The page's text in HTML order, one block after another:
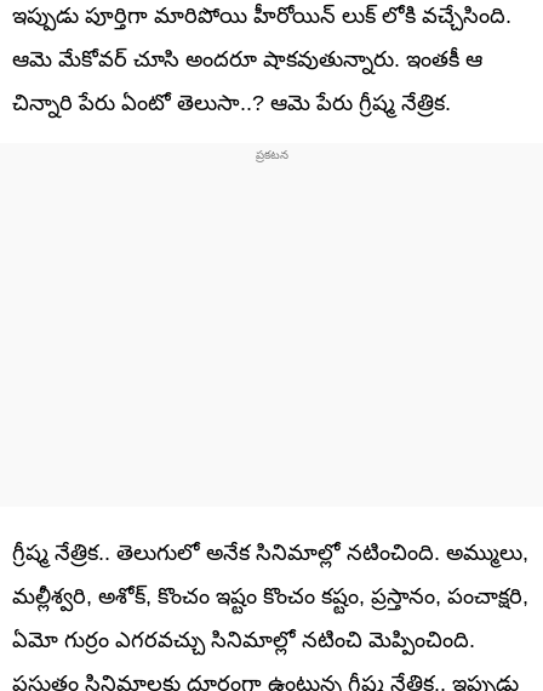
ఇప్పుడు పూర్తిగా మారిపోయి హీరోయిన్ లుక్ లోకి వచ్చేసింది.
ఆమె మేకోవర్ చూసి అందరూ షాకవుతున్నారు. ఇంతకీ ఆ
చిన్నారి పేరు ఏంటో తెలుసా..? ఆమె పేరు గ్రీష్మ నేత్రిక.
గ్రీష్మ నేత్రిక.. తెలుగులో అనేక సినిమాల్లో నటించింది. అమ్ములు,
మల్లీశ్వరి, అశోక్, కొంచం ఇష్టం కొంచం కష్టం, ప్రస్తానం, పంచాక్షరి,
ఏమో గుర్రం ఎగరవచ్చు సినిమాల్లో నటించి మెప్పించింది.
ప్రస్తుతం సినిమాలకు దూరంగా ఉంటున్న గ్రీష్మ నేత్రిక.. ఇప్పుడు